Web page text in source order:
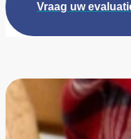
Vraag uw